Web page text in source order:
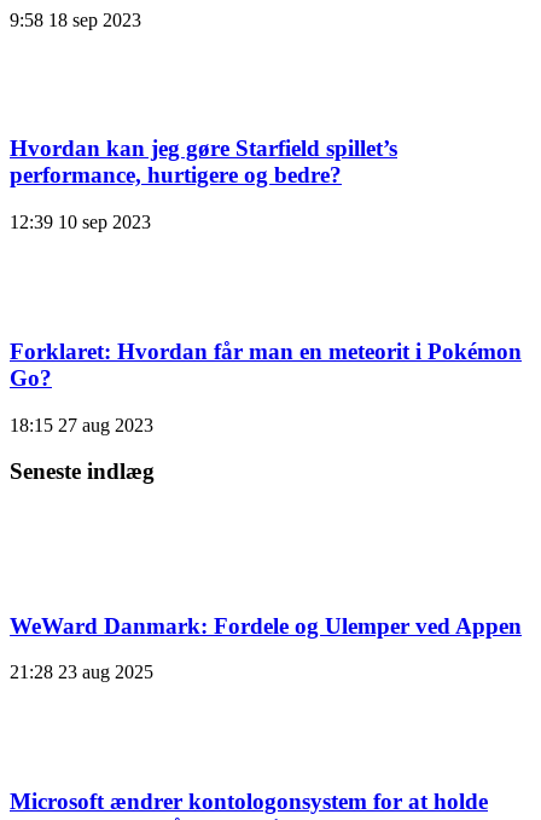
9:58 18 sep 2023
Hvordan kan jeg gøre Starfield spillet’s
performance, hurtigere og bedre?
12:39 10 sep 2023
Forklaret: Hvordan får man en meteorit i Pokémon
Go?
18:15 27 aug 2023
Seneste indlæg
WeWard Danmark: Fordele og Ulemper ved Appen
21:28 23 aug 2025
Microsoft ændrer kontologonsystem for at holde